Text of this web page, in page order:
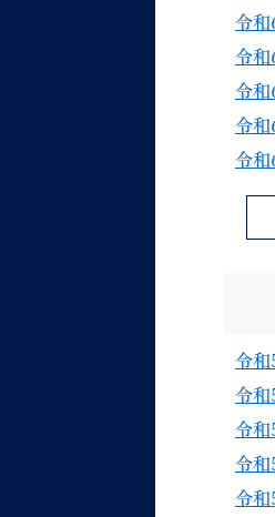
令
令
令
令和
令和
令
令
令
令和
令和